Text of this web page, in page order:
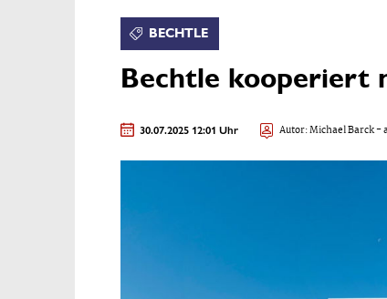
BECHTLE
Bechtle kooperiert
30.07.2025 12:01 Uhr Autor:Michael Barck-